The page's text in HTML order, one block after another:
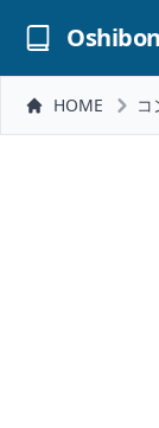
Oshibon
HOME